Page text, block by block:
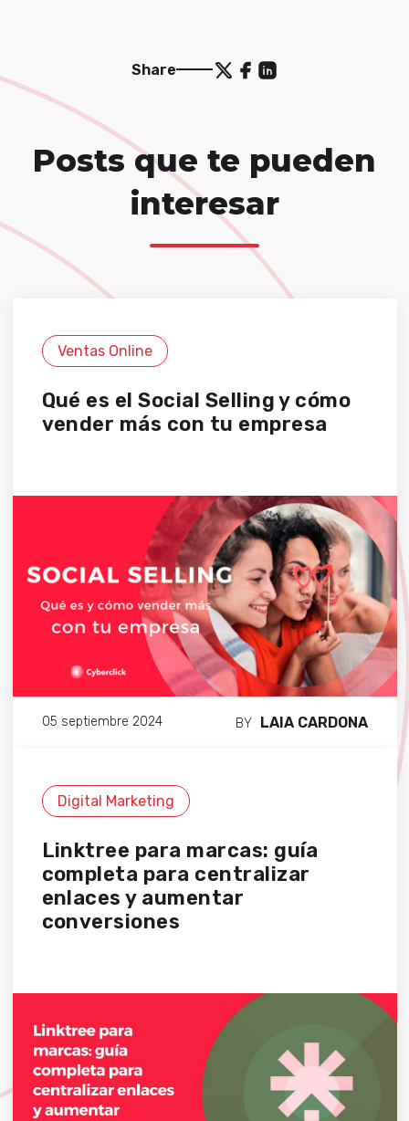
Share
Posts que te pueden
interesar
Ventas Online
Qué es el Social Selling y cómo
vender más con tu empresa
05 septiembre 2024 BY LAIA CARDONA
Digital Marketing
Linktree para marcas: guía
completa para centralizar
enlaces y aumentar
conversiones